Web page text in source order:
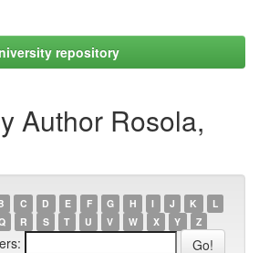
repository
Author Rosola,
C D E F G H I J K
L
R S T U V W X Y Z